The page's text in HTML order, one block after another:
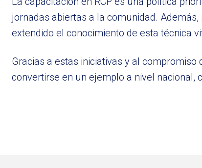
jornadas abiertas a la comunidad. Además,
extendido el conocimiento de esta técnica
Gracias a estas iniciativas y al
convertirse en un ejemplo a nivel nacional,